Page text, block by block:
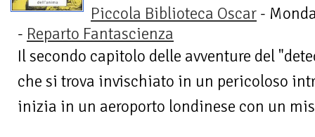
Piccola Biblioteca Oscar -
- Reparto Fantascienza
Il secondo capitolo delle avventure del
che si trova invischiato in un pericoloso
inizia in un aeroporto londinese con un